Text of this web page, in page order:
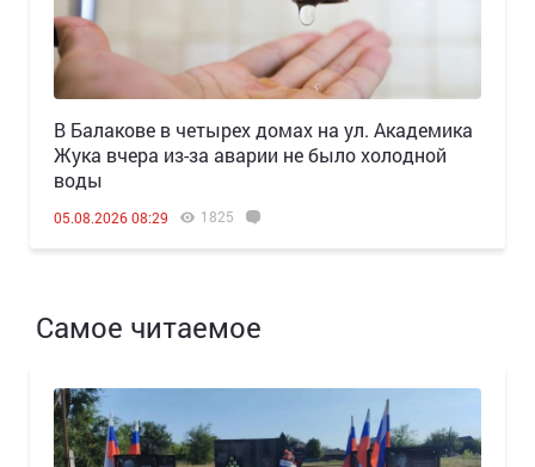
В Балакове в четырех домах на ул. Академика
Жука вчера из-за аварии не было холодной
воды
05.08.2026 08:29 1825
Самое читаемое